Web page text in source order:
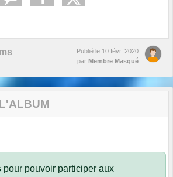
Publié le 10 févr. 2020
par Membre Masqué
pour pouvoir participer aux